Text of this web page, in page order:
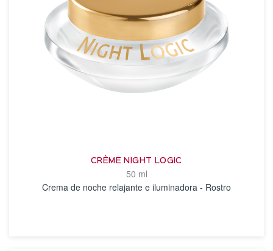
CRÈME NIGHT LOGIC
50 ml
Crema de noche relajante e iluminadora - Rostro